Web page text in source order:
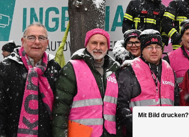
Mit Bild drucken?